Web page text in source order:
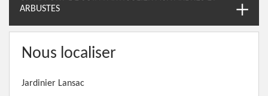
ARBUSTES
Nous localiser
Jardinier Lansac